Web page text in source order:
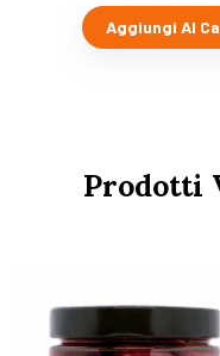
Aggiungi Al
Prodotti